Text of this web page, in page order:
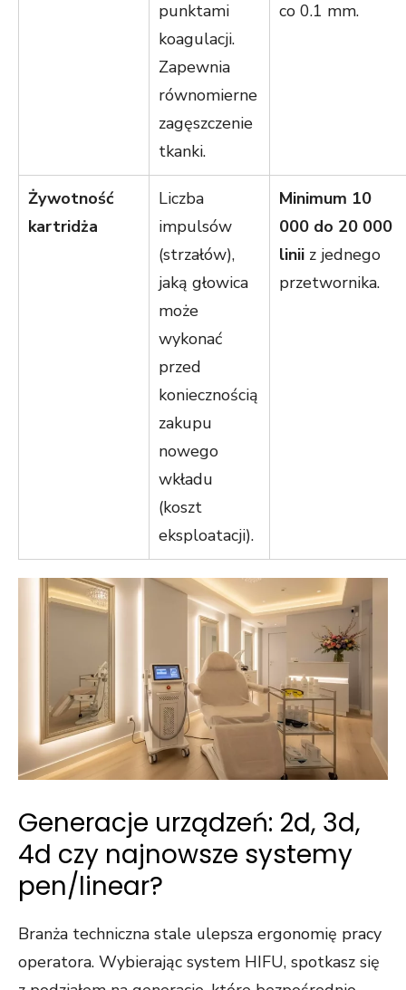
punktami
koagulacji.
Zapewnia
równomierne
zagęszczenie
tkanki.
co 0.1 mm.
Żywotność
kartridża
Liczba
impulsów
(strzałów),
jaką głowica
może
wykonać
przed
koniecznością
zakupu
nowego
wkładu
(koszt
eksploatacji).
Minimum 10
000 do 20 000
linii z jednego
przetwornika.
Generacje urządzeń: 2d, 3d,
4d czy najnowsze systemy
pen/linear?
Branża techniczna stale ulepsza ergonomię pracy
operatora. Wybierając system HIFU, spotkasz się